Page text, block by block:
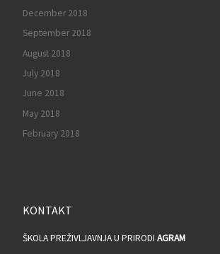
December 2018
September 2018
August 2018
July 2018
June 2018
May 2018
February 2018
KONTAKT
ŠKOLA PREŽIVLJAVNJA U PRIRODI AGRAM